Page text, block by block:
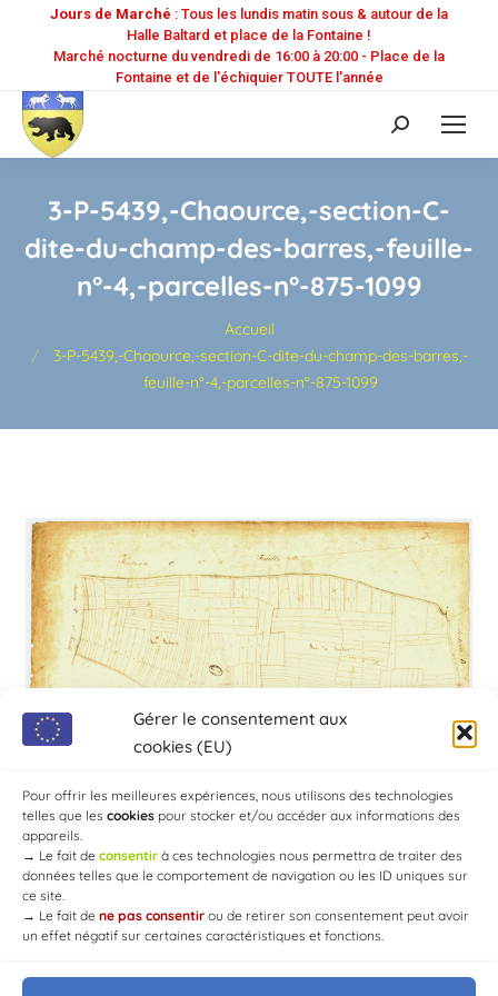
Gérer le consentement aux
cookies (EU)
Pour offrir les meilleures expériences, nous utilisons des technologies
telles que les cookies pour stocker et/ou accéder aux informations des
appareils.
→ Le fait de consentir à ces technologies nous permettra de traiter des
données telles que le comportement de navigation ou les ID uniques sur
ce site.
→ Le fait de ne pas consentir ou de retirer son consentement peut avoir
un effet négatif sur certaines caractéristiques et fonctions.
Jours de Marché : Tous les lundis matin sous & autour de la
Halle Baltard et place de la Fontaine !
Marché nocturne du vendredi de 16:00 à 20:00 - Place de la
Fontaine et de l'échiquier TOUTE l'année
Recherche
:
3-P-5439,-Chaource,-section-C-
dite-du-champ-des-barres,-feuille-
n°-4,-parcelles-n°-875-1099
Accueil
3-P-5439,-Chaource,-section-C-dite-du-champ-des-barres,-
feuille-n°-4,-parcelles-n°-875-1099